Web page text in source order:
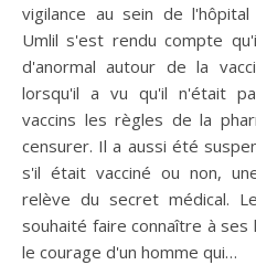
vigilance au sein de
Umlil s'est rendu compte
d'anormal autour de la
lorsqu'il a vu qu'il n'était
vaccins les règles de la
censurer. Il a aussi été
s'il était vacciné ou non,
relève du secret médical.
souhaité faire connaître à
le courage d'un homme qui…